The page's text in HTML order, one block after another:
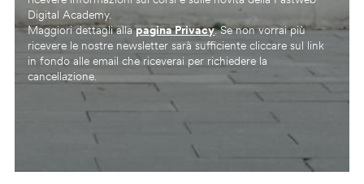
Digital Academy.
Maggiori dettagli allapagina Privacy. Se non vorrai più
ricevere le nostre newsletter sarà sufficiente cliccare sul link
in fondo alle email che riceverai per richiedere la
cancellazione.